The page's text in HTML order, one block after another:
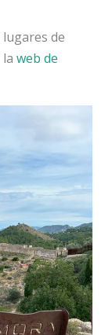
de
web de